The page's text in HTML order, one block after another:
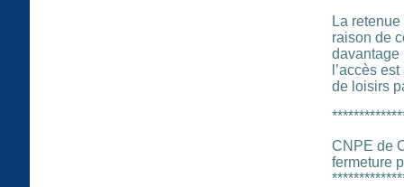
La
raison de
davantage
l’accès
de loisirs
CNPE de
fermeture